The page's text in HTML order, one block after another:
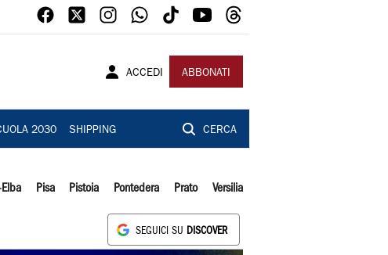
ACCEDI ABBONATI
2030 SHIPPING CERCA
Pisa Pistoia Pontedera Prato Versilia
SEGUICI SU DISCOVER